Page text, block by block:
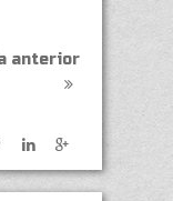
anterior